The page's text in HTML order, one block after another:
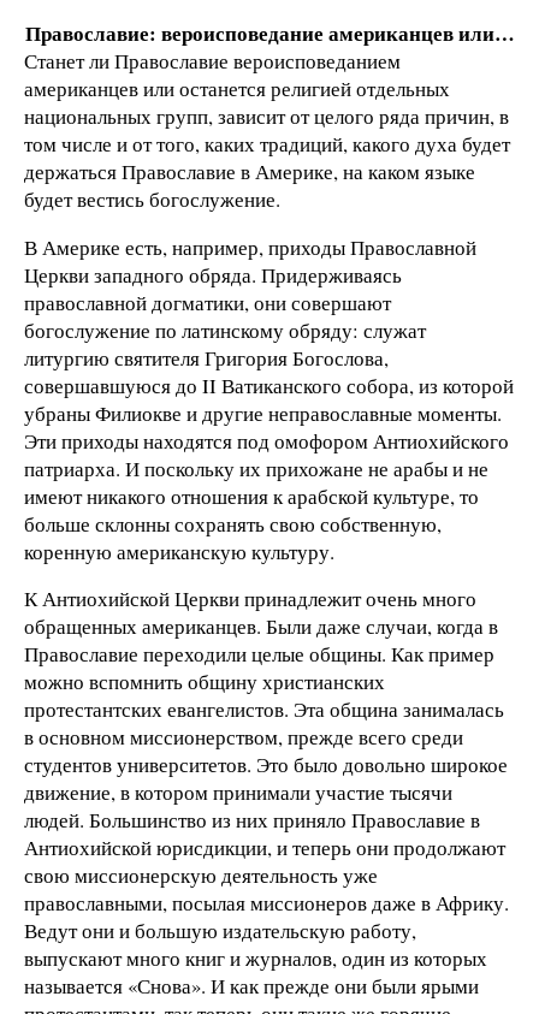
Православие: вероисповедание американцев или…
Станет ли Православие вероисповеданием
американцев или останется религией отдельных
национальных групп, зависит от целого ряда причин, в
том числе и от того, каких традиций, какого духа будет
держаться Православие в Америке, на каком языке
будет вестись богослужение.
В Америке есть, например, приходы Православной
Церкви западного обряда. Придерживаясь
православной догматики, они совершают
богослужение по латинскому обряду: служат
литургию святителя Григория Богослова,
совершавшуюся до II Ватиканского собора, из которой
убраны Филиокве и другие неправославные моменты.
Эти приходы находятся под омофором Антиохийского
патриарха. И поскольку их прихожане не арабы и не
имеют никакого отношения к арабской культуре, то
больше склонны сохранять свою собственную,
коренную американскую культуру.
К Антиохийской Церкви принадлежит очень много
обращенных американцев. Были даже случаи, когда в
Православие переходили целые общины. Как пример
можно вспомнить общину христианских
протестантских евангелистов. Эта община занималась
в основном миссионерством, прежде всего среди
студентов университетов. Это было довольно широкое
движение, в котором принимали участие тысячи
людей. Большинство из них приняло Православие в
Антиохийской юрисдикции, и теперь они продолжают
свою миссионерскую деятельность уже
православными, посылая миссионеров даже в Африку.
Ведут они и большую издательскую работу,
выпускают много книг и журналов, один из которых
называется «Снова». И как прежде они были ярыми